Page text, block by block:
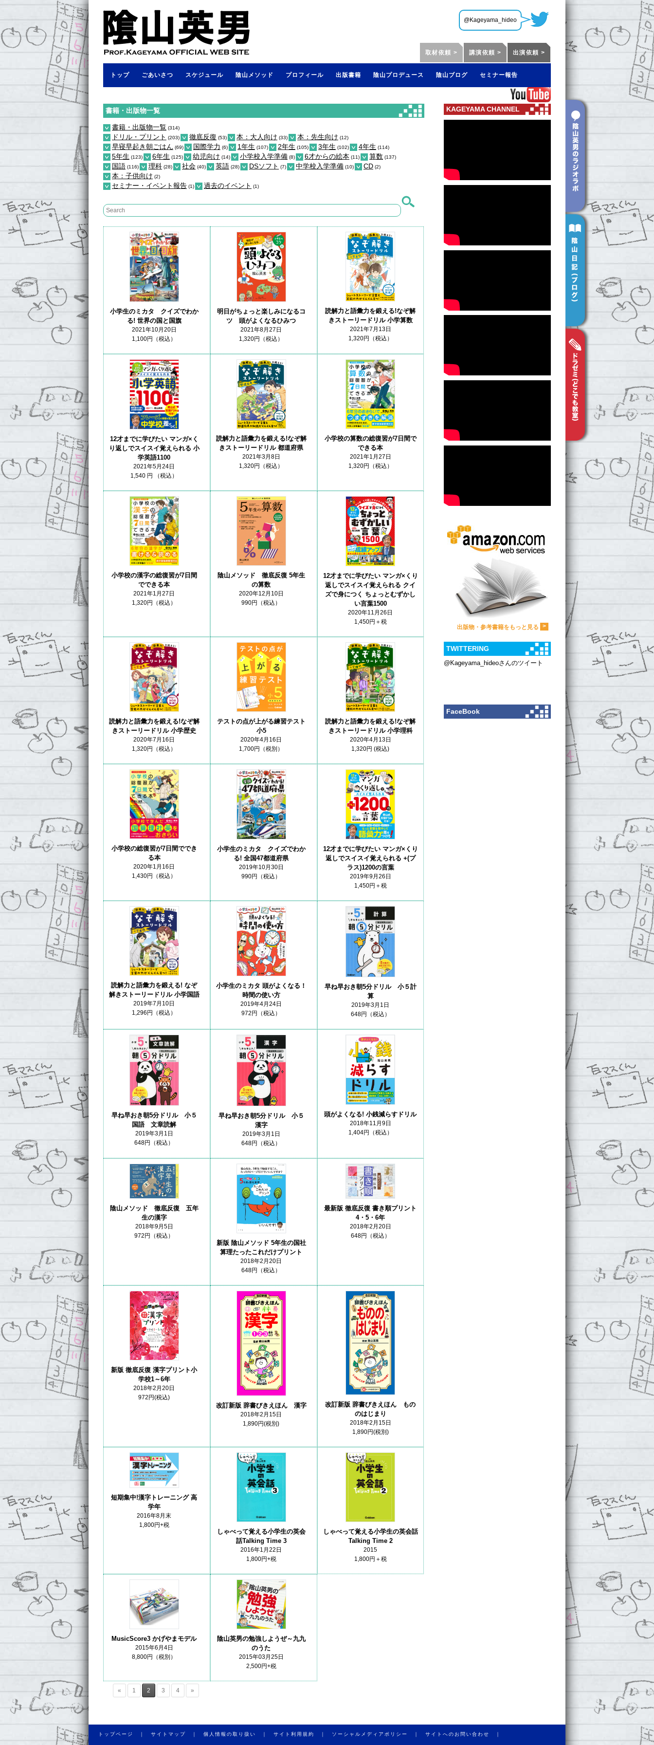
@Kageyama_hideo
トップ ごあいさつ スケジュール 陰山メソッド プロフィール 出版書籍 陰山プロデュース 陰山ブログ セミナー報告
書籍・出版物一覧
書籍・出版物一覧 (314)
ドリル・プリント (203) 徹底反復 (53) 本：大人向け (33) 本：先生向け (12)
早寝早起き朝ごはん (69) 国際学力 (6) 1年生 (107) 2年生 (105) 3年生 (102) 4年生 (114)
5年生 (123) 6年生 (125) 幼児向け (14) 小学校入学準備 (8) 6才からの絵本 (11) 算数 (137)
国語 (116) 理科 (28) 社会 (40) 英語 (28) DSソフト (7) 中学校入学準備 (10) CD (2)
本：子供向け (2)
セミナー・イベント報告 (1) 過去のイベント (1)
小学生のミカタ クイズでわか
る! 世界の国と国旗
2021年10月20日
1,100円（税込）
明日がちょっと楽しみになるコ
ツ 頭がよくなるひみつ
2021年8月27日
1,320円（税込）
読解力と語彙力を鍛える!なぞ解
きストーリードリル 小学算数
2021年7月13日
1,320円（税込）
12才までに学びたい マンガ×く
り返しでスイスイ覚えられる 小
学英語1100
2021年5月24日
1,540 円 （税込）
読解力と語彙力を鍛える!なぞ解
きストーリードリル 都道府県
2021年3月8日
1,320円（税込）
小学校の算数の総復習が7日間で
できる本
2021年1月27日
1,320円（税込）
小学校の漢字の総復習が7日間
でできる本
2021年1月27日
1,320円（税込）
陰山メソッド 徹底反復 5年生
の算数
2020年12月10日
990円（税込）
12才までに学びたい マンガ×くり
返しでスイスイ覚えられる クイ
ズで身につく ちょっとむずかし
い言葉1500
2020年11月26日
1,450円＋税
読解力と語彙力を鍛える!なぞ解
きストーリードリル 小学歴史
2020年7月16日
1,320円（税込）
テストの点が上がる練習テスト
小5
2020年4月16日
1,700円（税別）
読解力と語彙力を鍛える!なぞ解
きストーリードリル 小学理科
2020年4月13日
1,320円 (税込)
小学校の総復習が7日間ででき
る本
2020年1月16日
1,430円（税込）
小学生のミカタ クイズでわか
る! 全国47都道府県
2019年10月30日
990円（税込）
12才までに学びたい マンガ×くり
返しでスイスイ覚えられる +(プ
ラス)1200の言葉
2019年9月26日
1,450円＋税
読解力と語彙力を鍛える! なぞ
解きストーリードリル 小学国語
2019年7月10日
1,296円（税込）
小学生のミカタ 頭がよくなる！
時間の使い方
2019年4月24日
972円（税込）
早ね早おき朝5分ドリル 小５計
算
2019年3月1日
648円（税込）
早ね早おき朝5分ドリル 小５
国語 文章読解
2019年3月1日
648円（税込）
早ね早おき朝5分ドリル 小５
漢字
2019年3月1日
648円（税込）
頭がよくなる! 小銭減らすドリル
2018年11月9日
1,404円（税込）
陰山メソッド 徹底反復 五年
生の漢字
2018年9月5日
972円（税込）
新版 陰山メソッド 5年生の国社
算理たったこれだけプリント
2018年2月20日
648円（税込）
最新版 徹底反復 書き順プリント
4・5・6年
2018年2月20日
648円（税込）
新版 徹底反復 漢字プリント小
学校1～6年
2018年2月20日
972円(税込)
改訂新版 辞書びきえほん 漢字
2018年2月15日
1,890円(税別)
改訂新版 辞書びきえほん もの
のはじまり
2018年2月15日
1,890円(税別)
短期集中!漢字トレーニング 高
学年
2016年8月末
1,800円+税
しゃべって覚える小学生の英会
話Talking Time 3
2016年1月22日
1,800円+税
しゃべって覚える小学生の英会話
Talking Time 2
2015
1,800円＋税
MusicScore3 かげやまモデル
2015年6月4日
8,800円（税別）
陰山英男の勉強しようぜ～九九
のうた
2015年03月25日
2,500円+税
« 1 2 3 4 »
KAGEYAMA CHANNEL
出版物・参考書籍をもっと見る >
TWITTERING
@Kageyama_hideoさんのツイート
FaceBook
取材依頼 > 講演依頼 > 出演依頼 >
トップページ ｜ サイトマップ ｜ 個人情報の取り扱い ｜ サイト利用規約 ｜ ソーシャルメディアポリシー ｜ サイトへのお問い合わせ ｜